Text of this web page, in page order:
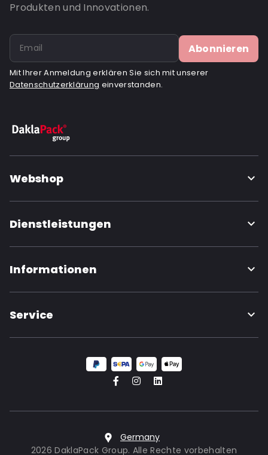
Produkten und Innovationen.
Abonnieren
Mit Ihrer Anmeldung erklären Sie sich mit unserer
Datenschutzerklärung einverstanden.
Webshop
Dienstleistungen
Informationen
Service
Germany
2026 DaklaPack Group. Alle Rechte vorbehalten